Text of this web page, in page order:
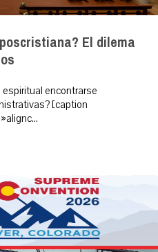
El dilema
encontrarse
[caption